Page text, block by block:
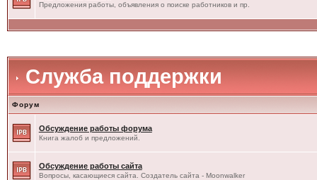
Предложения работы, объявления о поиске работников и пр.
Служба поддержки
Форум
Обсуждение работы форума
Книга жалоб и предложений.
Обсуждение работы сайта
Вопросы, касающиеся сайта. Создатель сайта - Moonwalker